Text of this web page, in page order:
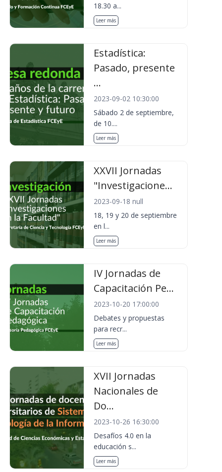
18.30 a...
Leer más
Estadística:
Pasado, presente
...
2023-09-02 10:30:00
Sábado 2 de septiembre,
de 10....
Leer más
XXVII Jornadas
"Investigacione...
2023-09-18 null
18, 19 y 20 de septiembre
en l...
Leer más
IV Jornadas de
Capacitación Pe...
2023-10-20 17:00:00
Debates y propuestas
para recr...
Leer más
XVII Jornadas
Nacionales de
Do...
2023-10-26 16:30:00
Desafíos 4.0 en la
educación s...
Leer más